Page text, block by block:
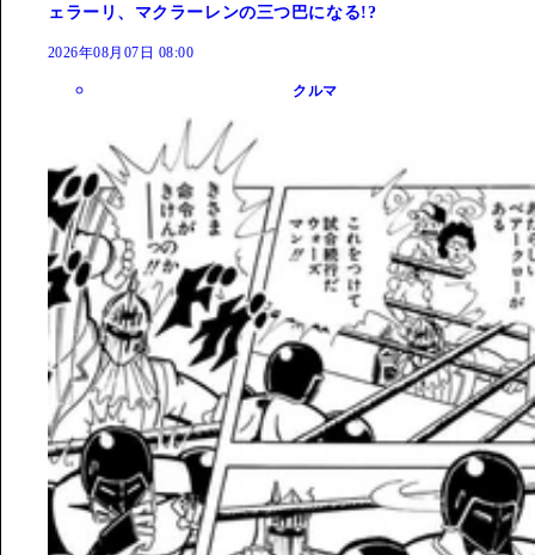
ェラーリ、マクラーレンの三つ巴になる!?
2026年08月07日 08:00
クルマ